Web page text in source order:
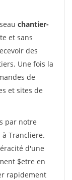
chantier-
et sans
des
Une fois la
de
et sites de
par notre
Trancliere.
d'une
$etre en
rapidement